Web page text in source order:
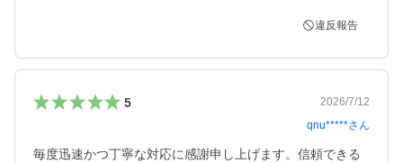
違反報告
5
2026/7/12
qnu*****さん
毎度迅速かつ丁寧な対応に感謝申し上げます。信頼できる